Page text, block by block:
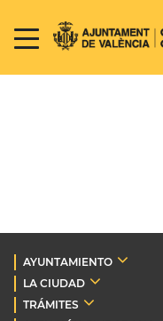
AYUNTAMIENTO
LA CIUDAD
TRÁMITES